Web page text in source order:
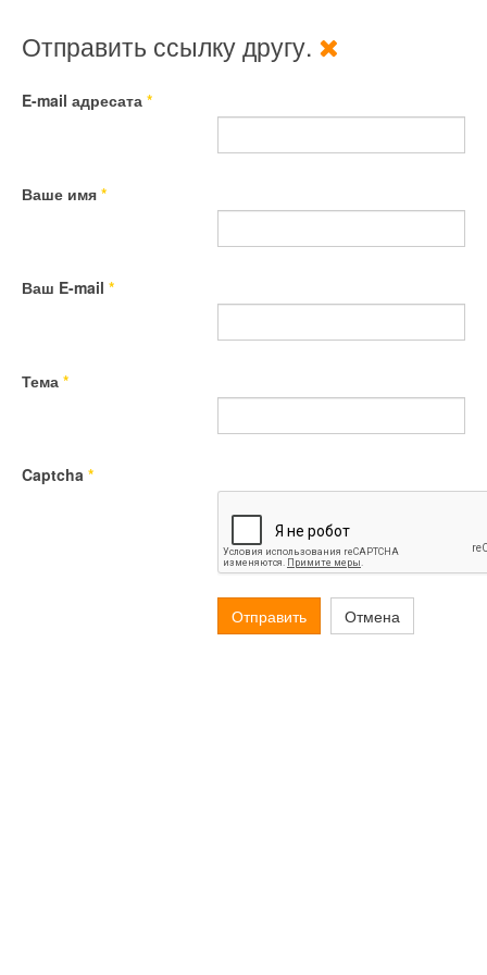
Отправить ссылку другу.
E-mail адресата *
Ваше имя *
Ваш E-mail *
Тема *
Captcha *
Отправить Отмена